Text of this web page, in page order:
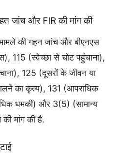
जांच और FIR की मांग की
की गहन जांच और बीएनएस
115 (स्वेच्छा से चोट पहुंचाना),
125 (दूसरों के जीवन या
का कृत्य), 131 (आपराधिक
धमकी) और 3(5) (सामान्य
मांग की है.